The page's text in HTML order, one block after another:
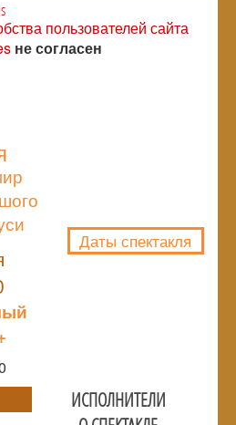
пользователей сайта
не согласен
Даты спектакля
ИСПОЛНИТЕЛИ